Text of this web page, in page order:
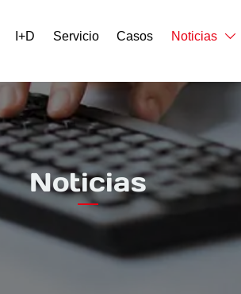
I+D Servicio Casos Noticias 
Noticias